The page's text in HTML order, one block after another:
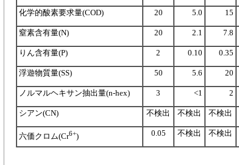
化学的酸素要求量(COD) 20 5.0 15
窒素含有量(N) 20 2.1 7.8
りん含有量(P) 2 0.10 0.35
浮遊物質量(SS) 50 5.6 20
ノルマルヘキサン抽出量(n-hex) 3 <1 2
シアン(CN) 不検出 不検出 不検出
六価クロム(Cr6+) 0.05 不検出 不検出